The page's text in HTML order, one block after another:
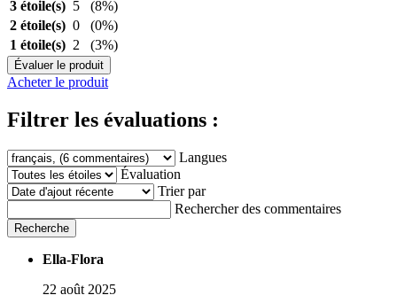
3 étoile(s) 5
(8%)
2 étoile(s) 0
(0%)
1 étoile(s) 2 (3%)
Évaluer le produit
Acheter le produit
Filtrer les évaluations :
Langues
Évaluation
Trier par
Rechercher des commentaires
Recherche
Ella-Flora
22 août 2025